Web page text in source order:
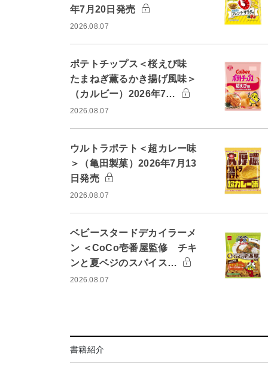
年7月20日発売
2026.08.07
ポテトチップス＜桜えび味
たまねぎ薫るかき揚げ風味＞
（カルビー）2026年7…
2026.08.07
ウルトラポテト＜超カレー味
＞（亀田製菓）2026年7月13
日発売
2026.08.07
ベビースタードデカイラーメ
ン ＜CoCo壱番屋監修 チキ
ンと夏ベジのスパイス…
2026.08.07
書籍紹介